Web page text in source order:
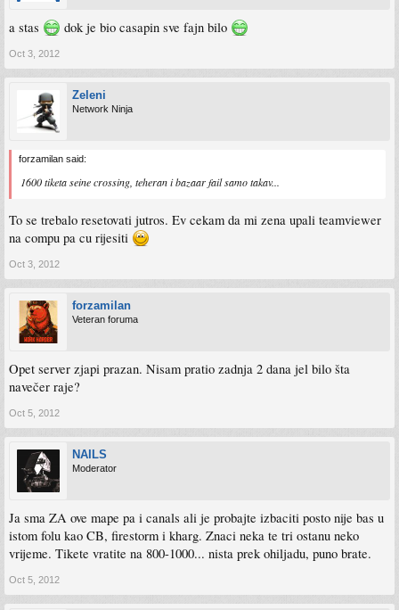
a stas dok je bio casapin sve fajn bilo
Oct 3, 2012
Zeleni
Network Ninja
forzamilan said:
1600 tiketa seine crossing, teheran i bazaar fail samo takav...
To se trebalo resetovati jutros. Ev cekam da mi zena upali teamviewer
na compu pa cu rijesiti
Oct 3, 2012
forzamilan
Veteran foruma
Opet server zjapi prazan. Nisam pratio zadnja 2 dana jel bilo šta
navečer raje?
Oct 5, 2012
NAILS
Moderator
Ja sma ZA ove mape pa i canals ali je probajte izbaciti posto nije bas u
istom folu kao CB, firestorm i kharg. Znaci neka te tri ostanu neko
vrijeme. Tikete vratite na 800-1000... nista prek ohiljadu, puno brate.
Oct 5, 2012